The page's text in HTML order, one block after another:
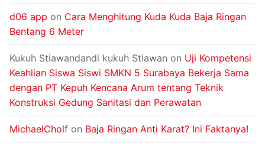
d06 app on Cara Menghitung Kuda Kuda Baja Ringan
Bentang 6 Meter
Kukuh Stiawandandi kukuh Stiawan on Uji Kompetensi
Keahlian Siswa Siswi SMKN 5 Surabaya Bekerja Sama
dengan PT Kepuh Kencana Arum tentang Teknik
Konstruksi Gedung Sanitasi dan Perawatan
MichaelCholf on Baja Ringan Anti Karat? Ini Faktanya!